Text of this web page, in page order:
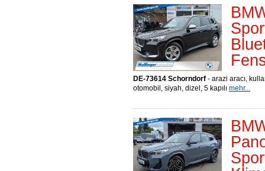
DE-73614 Schorndorf - arazi aracı,
otomobil, siyah, dizel, 5 kapılı mehr...